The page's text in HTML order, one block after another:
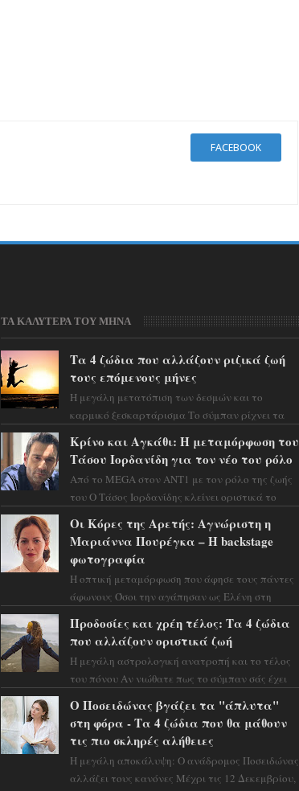
FACEBOOK
ΤΑ ΚΑΛΥΤΕΡΑ ΤΟΥ ΜΗΝΑ
Τα 4 ζώδια που αλλάζουν ριζικά ζωή
τους επόμενους μήνες
Η μεγάλη μετατόπιση των δεσμών και το
καρμικό ξεσκαρτάρισμα Το σύμπαν ρίχνει τα
προειδοποιεί: οι σελην...
Κρίνο και Αγκάθι: Η μεταμόρφωση του
Τάσου Ιορδανίδη για τον νέο του ρόλο
Από το MEGA στον ΑΝΤ1 με τον ρόλο της ζωής
του Ο Τάσος Ιορδανίδης κλείνει οριστικά το
Μόνο» ...
Οι Κόρες της Αρετής: Αγνώριστη η
Μαριάννα Πουρέγκα – H backstage
φωτογραφία
Η οπτική μεταμόρφωση που άφησε τους πάντες
άφωνους Όσοι την αγάπησαν ως Ελένη στη
προετοιμαστο...
Προδοσίες και χρέη τέλος: Τα 4 ζώδια
που αλλάζουν οριστικά ζωή
Η μεγάλη αστρολογική ανατροπή και το τέλος
του πόνου Αν νιώθατε πως το σύμπαν σάς έχει
βαθιά α...
Ο Ποσειδώνας βγάζει τα "άπλυτα"
στη φόρα - Τα 4 ζώδια που θα μάθουν
τις πιο σκληρές αλήθειες
Η μεγάλη αποκάλυψη: Ο ανάδρομος Ποσειδώνας
αλλάζει τους κανόνες Μέχρι τις 12 Δεκεμβρίου,